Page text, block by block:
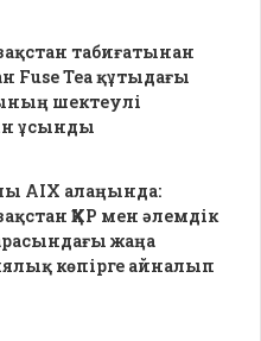
табиғатынан
Fuse Tea құтыдағы
шектеулі
ұсынды
AIX алаңында:
ҚХР мен әлемдік
жаңа
көпірге айналып